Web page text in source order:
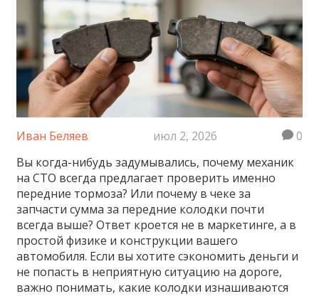
Иван Беляев июл 2, 2026
0
Вы когда-нибудь задумывались, почему механик
на СТО всегда предлагает проверить именно
передние тормоза? Или почему в чеке за
запчасти сумма за передние колодки почти
всегда выше? Ответ кроется не в маркетинге, а в
простой физике и конструкции вашего
автомобиля. Если вы хотите сэкономить деньги и
не попасть в неприятную ситуацию на дороге,
важно понимать, какие колодки изнашиваются